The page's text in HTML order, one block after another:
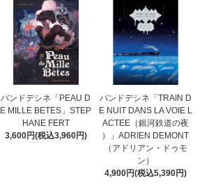
バンドデシネ「PEAU D
E MILLE BETES」STEP
HANE FERT
3,600円(税込3,960円)
バンドデシネ「TRAIN D
E NUIT DANS LA VOIE L
ACTEE（銀河鉄道の夜
）」ADRIEN DEMONT
（アドリアン・ドゥモ
ン）
4,900円(税込5,390円)